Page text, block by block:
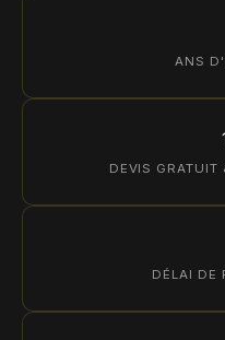
ANS
DEVIS GRATUIT
DÉLAI DE